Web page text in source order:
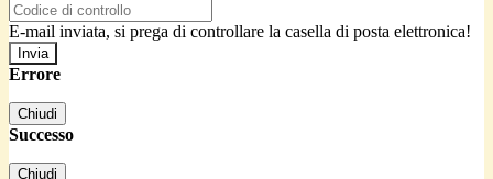
E-mail inviata, si prega di controllare la casella di posta elettronica!
Errore
Chiudi
Successo
Chiudi